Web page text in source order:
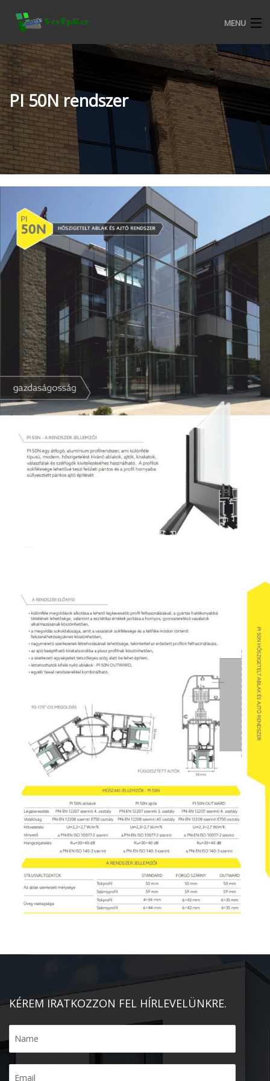
MENU
KEZDŐOLDAL
BEMUTATKOZÁS
ALURON NYÍLÁSZÁRÓ RENDSZEREK
CKM MŰANYAG NYÍLÁSZÁRÓ RENDSZEREK
TERMÉKEKRŐL
ALURON SA KERESKEDELMI FELTÉTELEK
KATALÓGUSOK
KAPCSOLAT
PI 50N rendszer
KÉREM IRATKOZZON FEL HÍRLEVELÜNKRE.